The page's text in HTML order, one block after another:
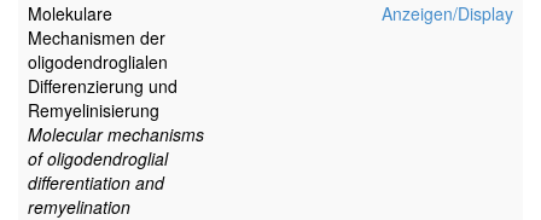
Molekulare
Mechanismen der
oligodendroglialen
Differenzierung und
Remyelinisierung
Molecular mechanisms
of oligodendroglial
differentiation and
remyelination
Anzeigen/Display